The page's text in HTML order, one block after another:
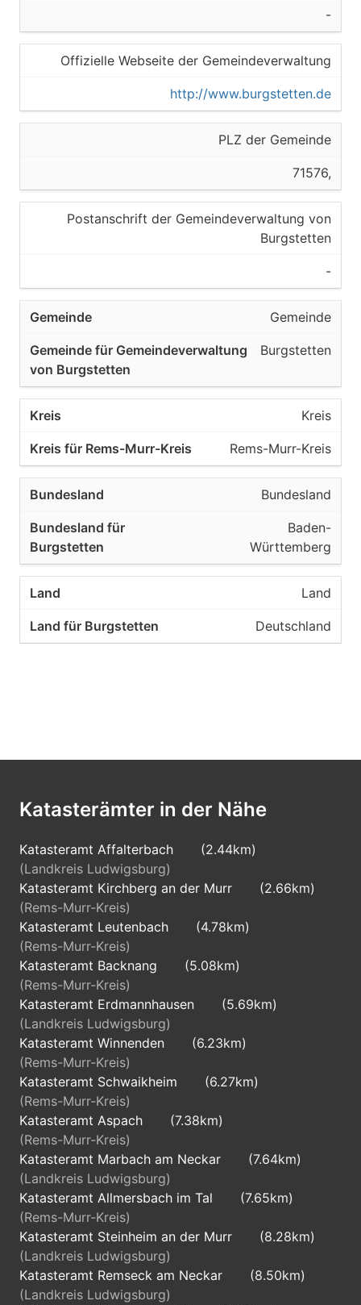
-
Offizielle Webseite der Gemeindeverwaltung
http://www.burgstetten.de
PLZ der Gemeinde
71576,
Postanschrift der Gemeindeverwaltung von
Burgstetten
-
Gemeinde
Burgstetten
Kreis
Rems-Murr-Kreis
Bundesland
Baden-
Württemberg
Land
Deutschland
Katasterämter in der Nähe
Katasteramt Affalterbach
(2.44km)
(Landkreis Ludwigsburg)
Katasteramt Kirchberg an der Murr
(2.66km)
(Rems-Murr-Kreis)
Katasteramt Leutenbach
(4.78km)
(Rems-Murr-Kreis)
Katasteramt Backnang
(5.08km)
(Rems-Murr-Kreis)
Katasteramt Erdmannhausen
(5.69km)
(Landkreis Ludwigsburg)
Katasteramt Winnenden
(6.23km)
(Rems-Murr-Kreis)
Katasteramt Schwaikheim
(6.27km)
(Rems-Murr-Kreis)
Katasteramt Aspach
(7.38km)
(Rems-Murr-Kreis)
Katasteramt Marbach am Neckar
(7.64km)
(Landkreis Ludwigsburg)
Katasteramt Allmersbach im Tal
(7.65km)
(Rems-Murr-Kreis)
Katasteramt Steinheim an der Murr
(8.28km)
(Landkreis Ludwigsburg)
Katasteramt Remseck am Neckar
(8.50km)
(Landkreis Ludwigsburg)